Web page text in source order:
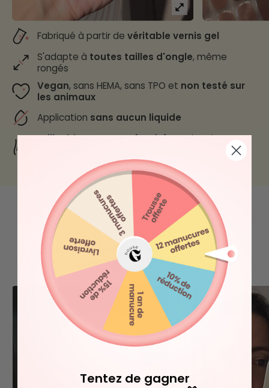
Fabriqué à partir de véritable vernis gel
S'adapte à toutes tailles d'ongle, même
rongés
Vegan, sans HEMA, sans TPO et non testé sur
les animaux
Application sans aucun liquide
Utilisable en toute sécuritépendant la
Rejoignez des milliers de
femmes conquises
Tentez de gagner